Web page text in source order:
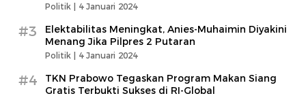
Politik | 4 Januari 2024
#3
Elektabilitas Meningkat, Anies-Muhaimin Diyakini
Menang Jika Pilpres 2 Putaran
Politik | 4 Januari 2024
#4
TKN Prabowo Tegaskan Program Makan Siang
Gratis Terbukti Sukses di RI-Global